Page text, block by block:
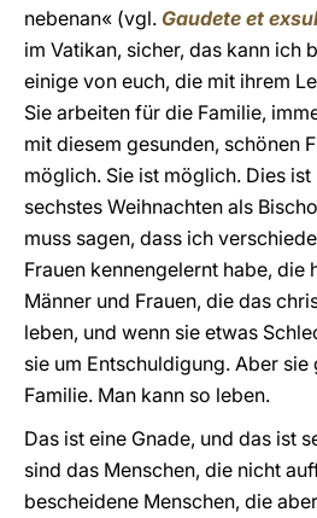
nebenan« (vgl. Gaudete et
im Vatikan, sicher, das kann ich
einige von euch, die mit ihrem
Sie arbeiten für die Familie,
mit diesem gesunden, schönen
möglich. Sie ist möglich. Dies
sechstes Weihnachten als
muss sagen, dass ich
Frauen kennengelernt habe, die
Männer und Frauen, die das
leben, und wenn sie etwas
sie um Entschuldigung. Aber
Familie. Man kann so leben.
Das ist eine Gnade, und das ist
sind das Menschen, die nicht
bescheidene Menschen, die